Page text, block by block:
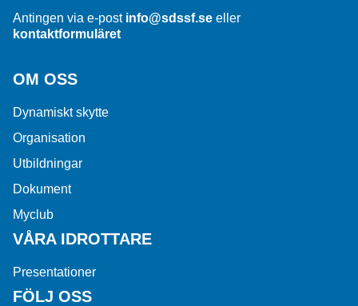
Antingen via e-post info@sdssf.se eller
kontaktformuläret
OM OSS
Dynamiskt skytte
Organisation
Utbildningar
Dokument
Myclub
VÅRA IDROTTARE
Presentationer
FÖLJ OSS